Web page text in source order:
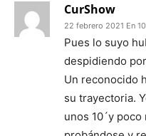
CurShow
22 febrero 2021 En
Pues lo suyo
despidiendo
Un reconocido
su trayectoria.
unos 10´y